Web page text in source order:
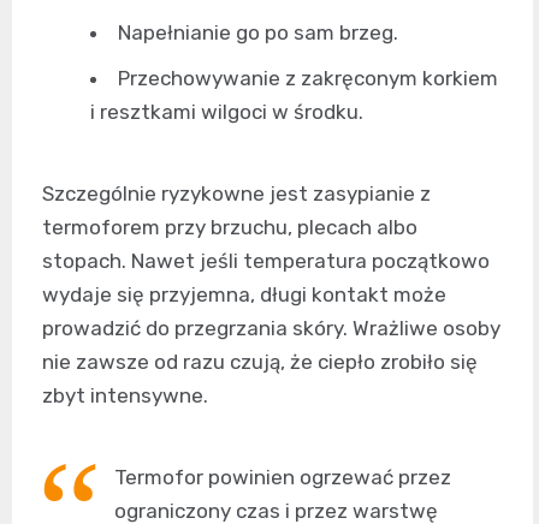
Napełnianie go po sam brzeg.
Przechowywanie z zakręconym korkiem
i resztkami wilgoci w środku.
Szczególnie ryzykowne jest zasypianie z
termoforem przy brzuchu, plecach albo
stopach. Nawet jeśli temperatura początkowo
wydaje się przyjemna, długi kontakt może
prowadzić do przegrzania skóry. Wrażliwe osoby
nie zawsze od razu czują, że ciepło zrobiło się
zbyt intensywne.
Termofor powinien ogrzewać przez
ograniczony czas i przez warstwę